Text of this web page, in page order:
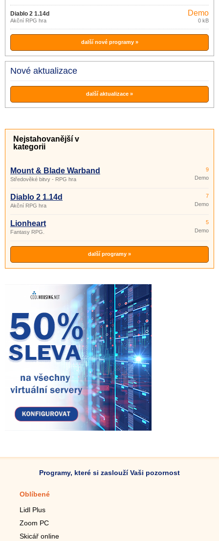
Diablo 2 1.14d
Akční RPG hra
Demo
0 kB
další nové programy »
Nové aktualizace
další aktualizace »
Nejstahovanější v
kategorii
Mount & Blade Warband
Středověké bitvy - RPG hra
9
Demo
Diablo 2 1.14d
Akční RPG hra
7
Demo
Lionheart
Fantasy RPG.
5
Demo
další programy »
Programy, které si zaslouží Vaši pozornost
Oblíbené
Lidl Plus
Zoom PC
Skicář online